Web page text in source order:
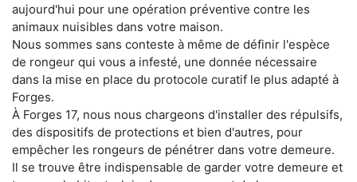
aujourd'hui pour une opération préventive contre les
animaux nuisibles dans votre maison.
Nous sommes sans conteste à même de définir l'espèce
de rongeur qui vous a infesté, une donnée nécessaire
dans la mise en place du protocole curatif le plus adapté à
Forges.
À Forges 17, nous nous chargeons d'installer des répulsifs,
des dispositifs de protections et bien d'autres, pour
empêcher les rongeurs de pénétrer dans votre demeure.
Il se trouve être indispensable de garder votre demeure et